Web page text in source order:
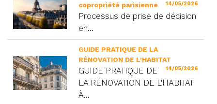
copropriété parisienne
14/05/2026
Processus de prise de décision
en...
GUIDE PRATIQUE DE LA
RÉNOVATION DE L'HABITAT
14/05/2026
GUIDE PRATIQUE DE
LA RÉNOVATION DE L'HABITAT
À...